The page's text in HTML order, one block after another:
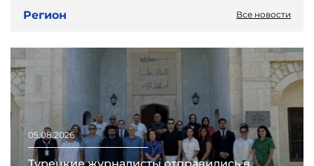
Регион Все новости
05.08.2026
Турецкие журналисты отправились в